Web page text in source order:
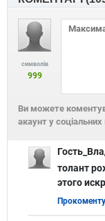
символів
999
Ви можете
акаунт у
толант
этого